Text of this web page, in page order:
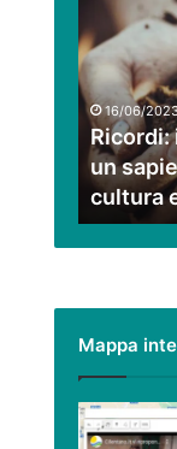
contadino
Cilentano,
un
sapiente
incontro
di
storia,
cultura
e
tradizioni
16/06/
Ricordi:
un
cultura
Mappa
Cilento,
Vallo